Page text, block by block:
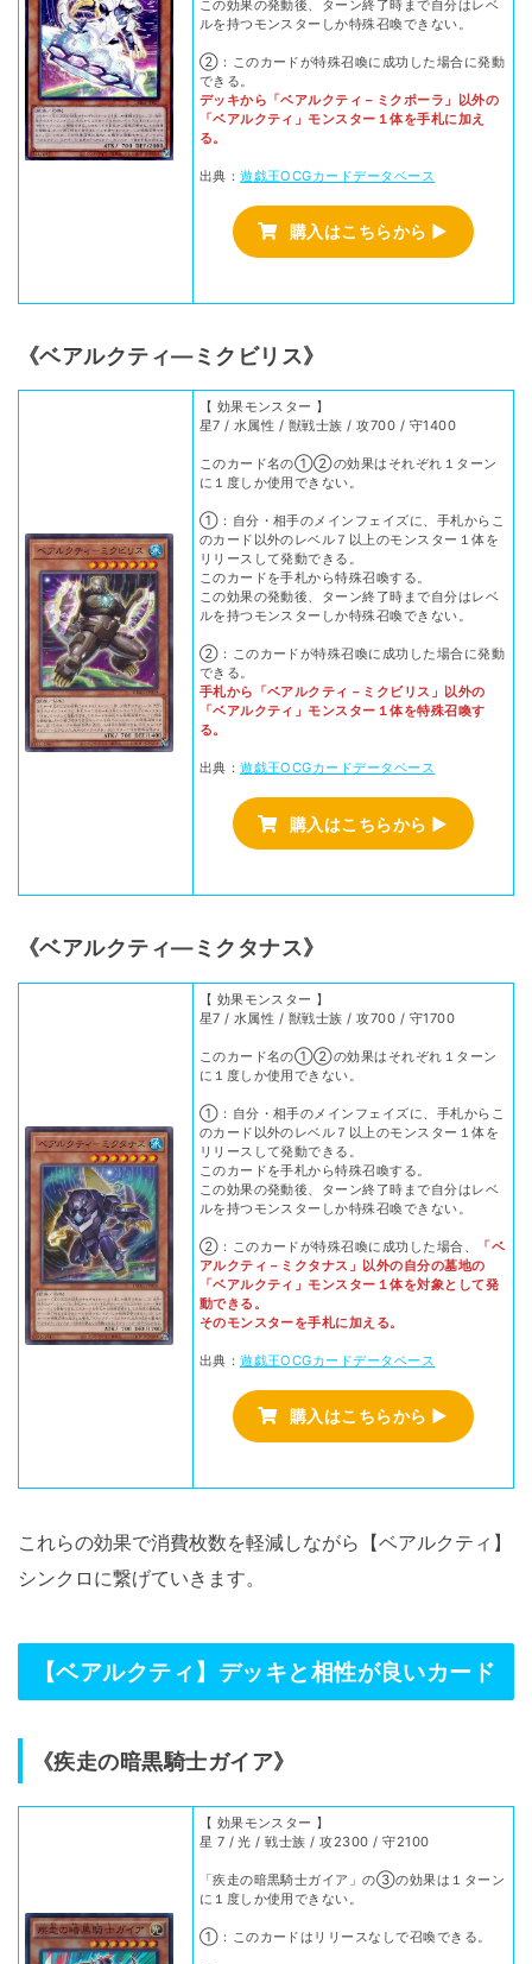
この効果の発動後、ターン終了時まで自分はレベ
ルを持つモンスターしか特殊召喚できない。
②：このカードが特殊召喚に成功した場合に発動
できる。
デッキから「ベアルクティ－ミクポーラ」以外の
「ベアルクティ」モンスター１体を手札に加え
る。
出典：遊戯王OCGカードデータベース
購入はこちらから ▶
《ベアルクティ―ミクビリス》
【 効果モンスター 】
星7 / 水属性 / 獣戦士族 / 攻700 / 守1400
このカード名の①②の効果はそれぞれ１ターン
に１度しか使用できない。
①：自分・相手のメインフェイズに、手札からこ
のカード以外のレベル７以上のモンスター１体を
リリースして発動できる。
このカードを手札から特殊召喚する。
この効果の発動後、ターン終了時まで自分はレベ
ルを持つモンスターしか特殊召喚できない。
②：このカードが特殊召喚に成功した場合に発動
できる。
手札から「ベアルクティ－ミクビリス」以外の
「ベアルクティ」モンスター１体を特殊召喚す
る。
出典：遊戯王OCGカードデータベース
購入はこちらから ▶
《ベアルクティ―ミクタナス》
【 効果モンスター 】
星7 / 水属性 / 獣戦士族 / 攻700 / 守1700
このカード名の①②の効果はそれぞれ１ターン
に１度しか使用できない。
①：自分・相手のメインフェイズに、手札からこ
のカード以外のレベル７以上のモンスター１体を
リリースして発動できる。
このカードを手札から特殊召喚する。
この効果の発動後、ターン終了時まで自分はレベ
ルを持つモンスターしか特殊召喚できない。
②：このカードが特殊召喚に成功した場合、
「ベ
アルクティ－ミクタナス」以外の自分の墓地の
「ベアルクティ」モンスター１体を対象として発
動できる。
そのモンスターを手札に加える。
出典：遊戯王OCGカードデータベース
購入はこちらから ▶
これらの効果で消費枚数を軽減しながら【ベアルクティ】
シンクロに繋げていきます。
【ベアルクティ】デッキと相性が良いカード
《疾走の暗黒騎士ガイア》
【 効果モンスター 】
星 7 / 光 / 戦士族 / 攻2300 / 守2100
「疾走の暗黒騎士ガイア」の③の効果は１ターン
に１度しか使用できない。
①：このカードはリリースなしで召喚できる。